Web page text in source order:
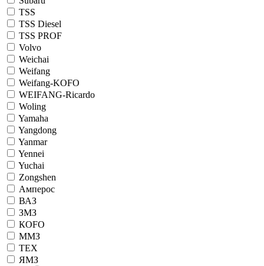
TSS
TSS Diesel
TSS PROF
Volvo
Weichai
Weifang
Weifang-KOFO
WEIFANG-Ricardo
Woling
Yamaha
Yangdong
Yanmar
Yennei
Yuchai
Zongshen
Амперос
ВАЗ
ЗМЗ
КОFO
ММЗ
ТЕХ
ЯМЗ